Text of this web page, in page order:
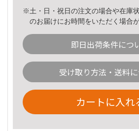
※土・日・祝日の注文の場合や在庫
のお届けにお時間をいただく場合
即日出荷条件につ
受け取り方法・送料
カートに入れ